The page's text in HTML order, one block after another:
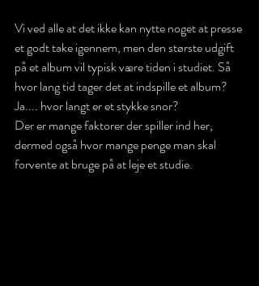
Vi ved alle at det ikke kan nytte noget at presse
et godt take igennem, men den største udgift
på et album vil typisk være tiden i studiet. Så
hvor lang tid tager det at indspille et album?
Ja.... hvor langt er et stykke snor?
Der er mange faktorer der spiller ind her,
dermed også hvor mange penge man skal
forvente at bruge på at leje et studie.